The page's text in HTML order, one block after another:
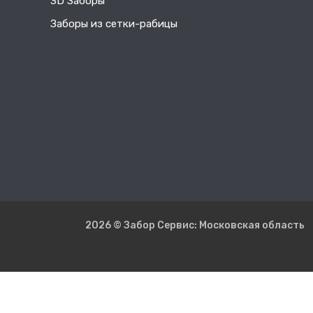
Заборы из сетки-рабицы
2026 © Забор Сервис: Московская область